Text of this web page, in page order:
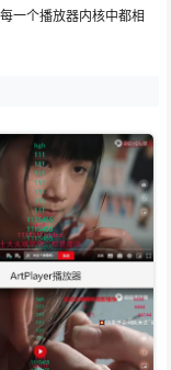
一个播放器内核中都相